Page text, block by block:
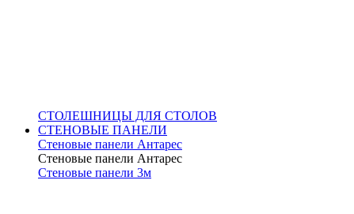
СТОЛЕШНИЦЫ ДЛЯ СТОЛОВ
СТЕНОВЫЕ ПАНЕЛИ
Стеновые панели Антарес
Стеновые панели Антарес
Стеновые панели 3м